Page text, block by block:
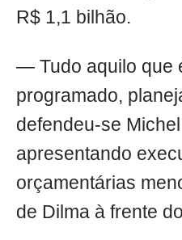
R$ 1,1 bilhão.
— Tudo aquilo que
programado,
defendeu-se
apresentando
orçamentárias
de Dilma à frente